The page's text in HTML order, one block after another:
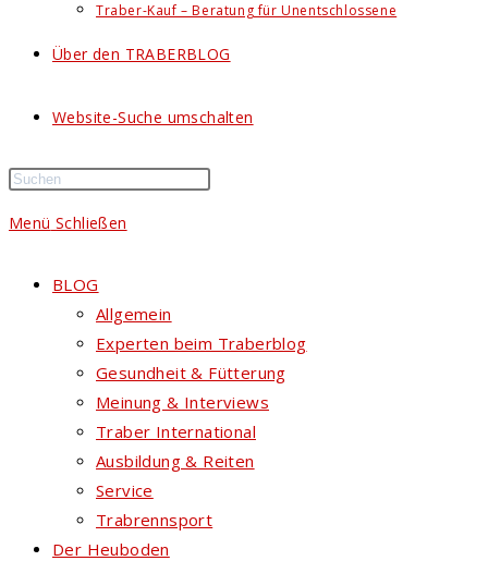
Traber-Kauf – Beratung für Unentschlossene
Über den TRABERBLOG
Website-Suche umschalten
Menü Schließen
BLOG
Allgemein
Experten beim Traberblog
Gesundheit & Fütterung
Meinung & Interviews
Traber International
Ausbildung & Reiten
Service
Trabrennsport
Der Heuboden